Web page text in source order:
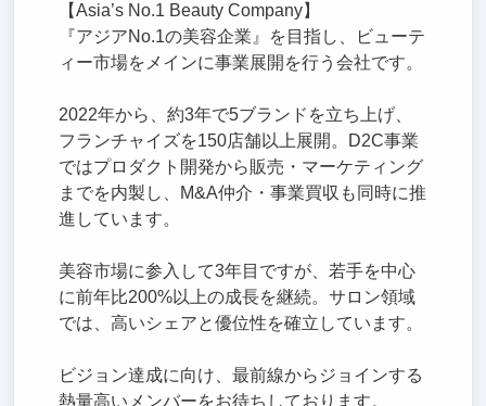
【Asia’s No.1 Beauty Company】
『アジアNo.1の美容企業』を目指し、ビューテ
ィー市場をメインに事業展開を行う会社です。
2022年から、約3年で5ブランドを立ち上げ、
フランチャイズを150店舗以上展開。D2C事業
ではプロダクト開発から販売・マーケティング
までを内製し、M&A仲介・事業買収も同時に推
進しています。
美容市場に参入して3年目ですが、若手を中心
に前年比200%以上の成長を継続。サロン領域
では、高いシェアと優位性を確立しています。
ビジョン達成に向け、最前線からジョインする
熱量高いメンバーをお待ちしております。